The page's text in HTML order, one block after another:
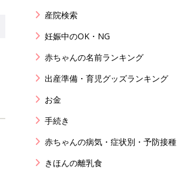
産院検索
妊娠中のOK・NG
赤ちゃんの名前ランキング
出産準備・育児グッズランキング
お金
手続き
赤ちゃんの病気・症状別・予防接種
きほんの離乳食